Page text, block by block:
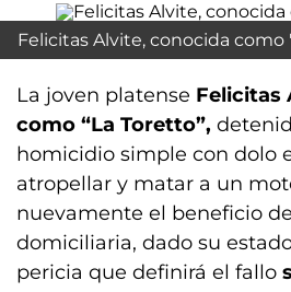
Felicitas Alvite, conocida como
La joven platense Felicitas
como “La Toretto”,
homicidio simple con dolo
atropellar y matar a un
nuevamente el beneficio
domiciliaria, dado su
pericia que definirá el fallo